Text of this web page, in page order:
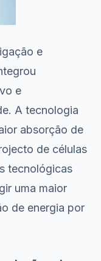
e
e
A tecnologia
absorção de
de células
tecnológicas
uma maior
de energia por